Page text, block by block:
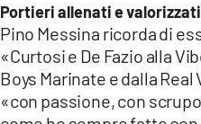
Portieri allenati e valorizzati
Pino Messina ricorda di
«Curtosi e De Fazio alla
Boys Marinate e dalla
«con passione, con